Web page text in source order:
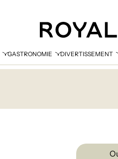
GASTRONOMIE DIVERTISSEMENT